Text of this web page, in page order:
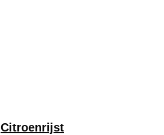
Citroenrijst